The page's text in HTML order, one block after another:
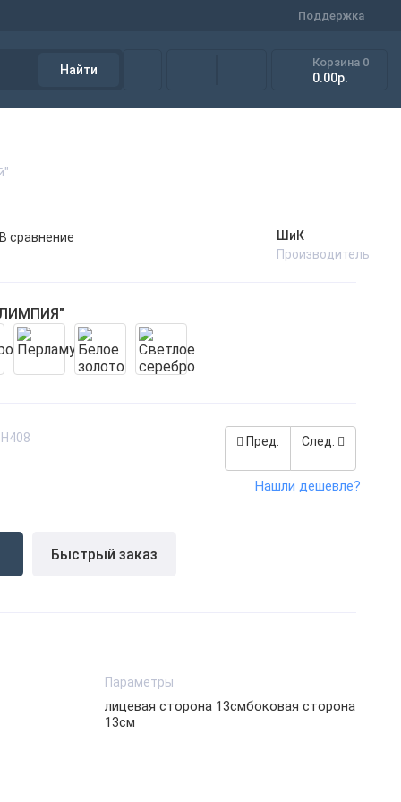
Поддержка
Найти
Корзина 0
0.00р.
Пред. След.
ШиК
Производитель
Быстрый заказ
Нашли дешевле?
В сравнение
Параметры
лицевая сторона 13смбоковая сторона
13см